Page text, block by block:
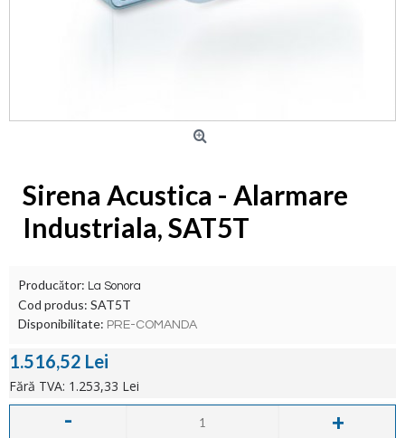
Sirena Acustica - Alarmare
Industriala, SAT5T
Producător: La Sonora
Cod produs: SAT5T
Disponibilitate: PRE-COMANDA
1.516,52 Lei
Fără TVA: 1.253,33 Lei
- +